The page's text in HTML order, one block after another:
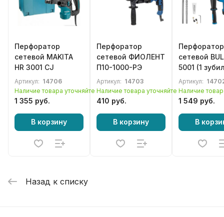
Перфоратор
сетевой MAKITA
HR 3001 CJ
Артикул: 14706
Наличие товара уточняйте
1 355 руб.
В корзину
Перфоратор
сетевой ФИОЛЕНТ
П10-1000-РЭ
Артикул: 14703
Наличие товара уточняйте
410 руб.
В корзину
Перфоратор
сетевой
5001 (1
сверло),
Артикул:
Наличие
1 549 руб.
В
Назад к списку